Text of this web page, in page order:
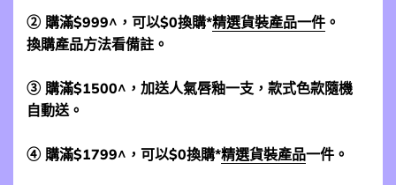
② 購滿$999^，可以$0換購*精選貨裝產品一件 。
換購產品方法看備註。
③ 購滿$1500^，加送人氣唇釉一支，款式色款隨機
自動送。
④ 購滿$1799^，可以$0換購*精選貨裝產品一件。